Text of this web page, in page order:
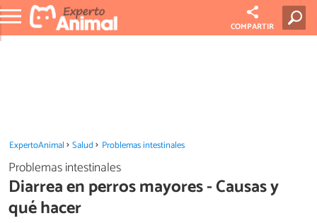
COMPARTIR
ExpertoAnimal Salud Problemas intestinales
Problemas intestinales
Diarrea en perros mayores - Causas y
qué hacer